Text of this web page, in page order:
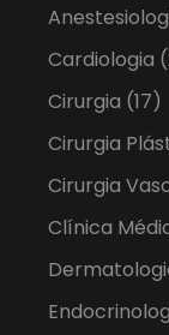
Cardiologia
Cirurgia (17)
Cirurgia
Cirurgia
Clínica